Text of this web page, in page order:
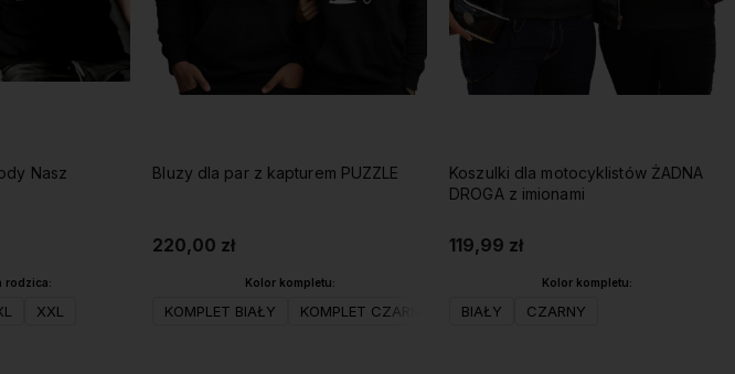
Nasz
rodzica:
XXL
Bluzy dla par z kapturem PUZZLE
220,00 zł
Kolor kompletu:
KOMPLET BIAŁY KOMPLET CZARNY KOMPLET SZARY
Koszulki dla motocyklistów ŻADNA
DROGA z imionami
119,99 zł
Kolor kompletu:
BIAŁY CZARNY